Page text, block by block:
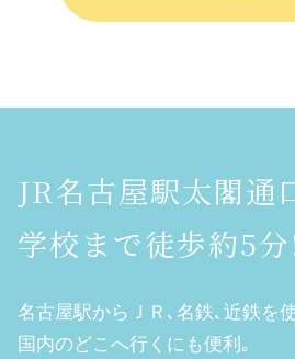
JR名古屋駅太閣通
学校まで徒歩約5
名古屋駅からＪＲ､名鉄､近鉄を
国内のどこへ行くにも便利｡